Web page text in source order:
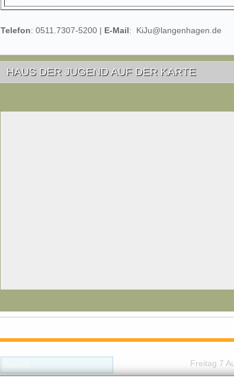
Telefon: 0511.7307-5200 | E-Mail: KiJu@langenhagen.de
HAUS DER JUGEND AUF DER KARTE
Freitag 7